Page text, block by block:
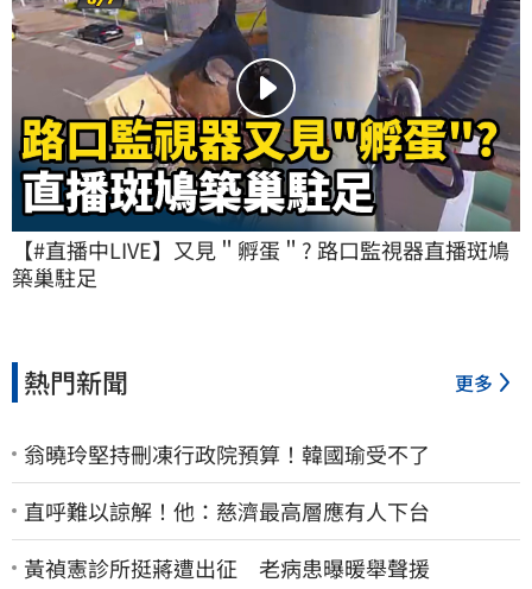
【#直播中LIVE】又見＂孵蛋＂? 路口監視器直播斑鳩
築巢駐足
熱門新聞 更多
翁曉玲堅持刪凍行政院預算！韓國瑜受不了
直呼難以諒解！他：慈濟最高層應有人下台
黃禎憲診所挺蔣遭出征 老病患曝暖舉聲援